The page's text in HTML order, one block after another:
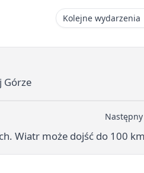
Kolejne wydarzenia
Górze
Wiatr może dojść do 100